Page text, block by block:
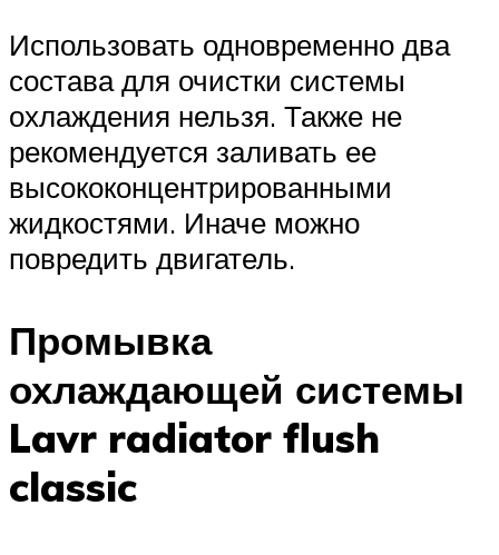
Использовать одновременно два
состава для очистки системы
охлаждения нельзя. Также не
рекомендуется заливать ее
высококонцентрированными
жидкостями. Иначе можно
повредить двигатель.
Промывка
охлаждающей системы
Lavr radiator flush
classic